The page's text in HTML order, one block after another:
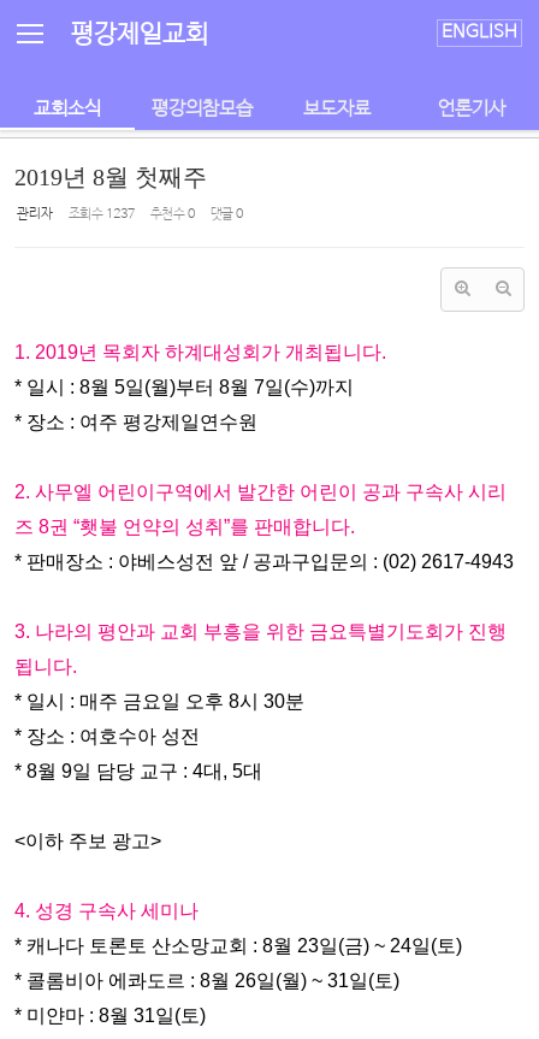
평강제일교회 ENGLISH
교회소식 평강의참모습 보도자료 언론기사
2019년 8월 첫째주
관리자 조회 수 1237 추천 수0 댓글0
1. 2019년 목회자 하계대성회가 개최됩니다.
* 일시 : 8월 5일(월)부터 8월 7일(수)까지
* 장소 : 여주 평강제일연수원
2. 사무엘 어린이구역에서 발간한 어린이 공과 구속사 시리
즈 8권 “횃불 언약의 성취”를 판매합니다.
* 판매장소 : 야베스성전 앞 / 공과구입문의 : (02) 2617-4943
3. 나라의 평안과 교회 부흥을 위한 금요특별기도회가 진행
됩니다.
* 일시 : 매주 금요일 오후 8시 30분
* 장소 : 여호수아 성전
* 8월 9일 담당 교구 : 4대, 5대
<이하 주보 광고>
4. 성경 구속사 세미나
* 캐나다 토론토 산소망교회 : 8월 23일(금) ~ 24일(토)
* 콜롬비아 에콰도르 : 8월 26일(월) ~ 31일(토)
* 미얀마 : 8월 31일(토)